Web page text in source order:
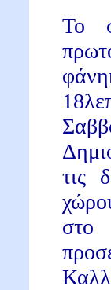
Το
τις
στο